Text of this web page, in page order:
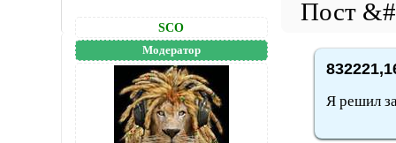
SCO
Модератор
Я решил